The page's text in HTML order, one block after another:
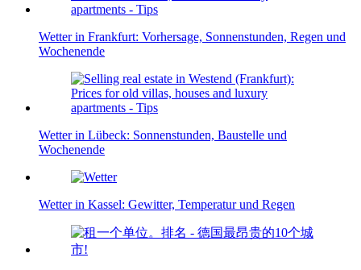
Wetter in Frankfurt: Vorhersage, Sonnenstunden, Regen und
Wochenende
Wetter in Lübeck: Sonnenstunden, Baustelle und
Wochenende
Wetter in Kassel: Gewitter, Temperatur und Regen